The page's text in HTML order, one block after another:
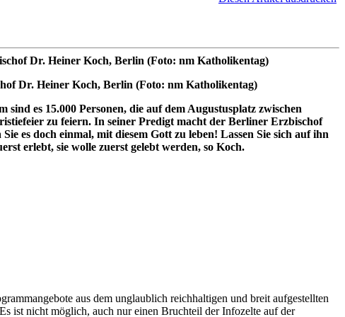
Dr. Heiner Koch, Berlin (Foto: nm Katholikentag)
es 15.000 Personen, die auf dem Augustusplatz zwischen
zu feiern. In seiner Predigt macht der Berliner Erzbischof
es doch einmal, mit diesem Gott zu leben! Lassen Sie sich auf ihn
erlebt, sie wolle zuerst gelebt werden, so Koch.
aus dem unglaublich reichhaltigen und breit aufgestellten
ist nicht möglich, auch nur einen Bruchteil der Infozelte auf der